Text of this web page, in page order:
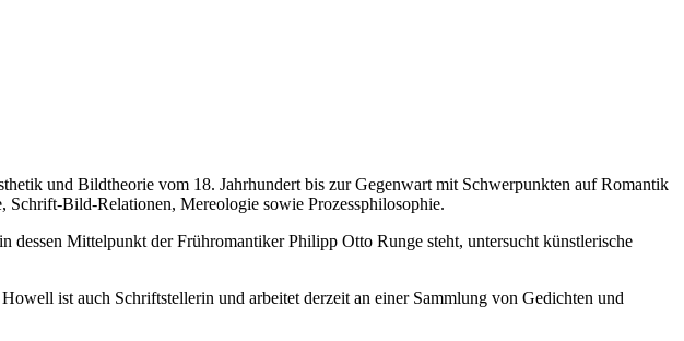
und Bildtheorie vom 18. Jahrhundert bis zur Gegenwart mit Schwerpunkten auf Romantik
Schrift-Bild-Relationen, Mereologie sowie Prozessphilosophie.
Mittelpunkt der Frühromantiker Philipp Otto Runge steht, untersucht künstlerische
ist auch Schriftstellerin und arbeitet derzeit an einer Sammlung von Gedichten und